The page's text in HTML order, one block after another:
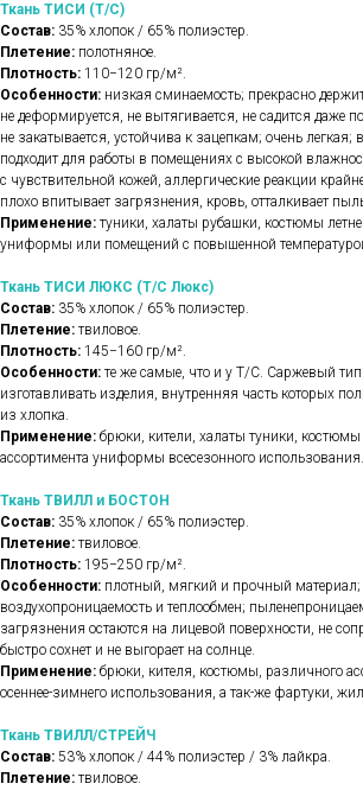
Ткань ТИСИ (Т/С)
Состав: 35% хлопок / 65% полиэстер.
Плетение: полотняное.
Плотность: 110−120 гр/м².
Особенности: низкая сминаемость; прекрасно
не деформируется, не вытягивается, не садится даже
не закатывается, устойчива к зацепкам; очень легкая;
подходит для работы в помещениях с высокой
с чувствительной кожей, аллергические реакции
плохо впитывает загрязнения, кровь, отталкивает
Применение: туники, халаты рубашки, костюмы
униформы или помещений с повышенной
Ткань ТИСИ ЛЮКС (Т/С Люкс)
Состав: 35% хлопок / 65% полиэстер.
Плетение: твиловое.
Плотность: 145−160 гр/м².
Особенности: те же самые, что и у Т/С. Саржевый тип
изготавливать изделия, внутренняя часть которых
из хлопка.
Применение: брюки, кители, халаты туники,
ассортимента униформы всесезонного использования.
Ткань ТВИЛЛ и БОСТОН
Состав: 35% хлопок / 65% полиэстер.
Плетение: твиловое.
Плотность: 195−250 гр/м².
Особенности: плотный, мягкий и прочный материал;
воздухопроницаемость и теплообмен;
загрязнения остаются на лицевой поверхности, не
быстро сохнет и не выгорает на солнце.
Применение: брюки, кителя, костюмы, различного
осеннее-зимнего использования, а так-же фартуки,
Ткань ТВИЛЛ/СТРЕЙЧ
Состав: 53% хлопок / 44% полиэстер / 3% лайкра.
Плетение: твиловое.